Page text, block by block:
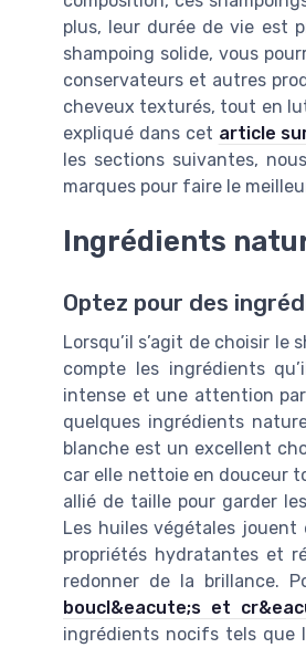
plus, leur durée de vie est
shampoing solide, vous
conservateurs et autres
cheveux texturés, tout en
expliqué dans cet article
les sections suivantes,
marques pour faire le
Ingrédients
Optez pour des
Lorsqu’il s’agit de choisir
compte les ingrédients
intense et une attention
quelques ingrédients
blanche est un excellent
car elle nettoie en douceur
allié de taille pour garder
Les huiles végétales jouent
propriétés hydratantes et
redonner de la brillance.
boucl&eacute;s et
ingrédients nocifs tels que